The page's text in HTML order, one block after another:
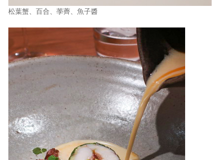
松葉蟹、百合、荸薺、魚子醬